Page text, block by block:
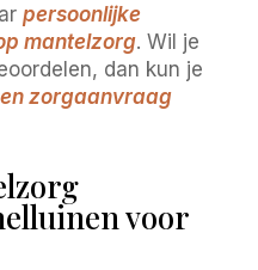
persoonlijke
mantelzorg. Wil je
dan kun je
zorgaanvraag
voor